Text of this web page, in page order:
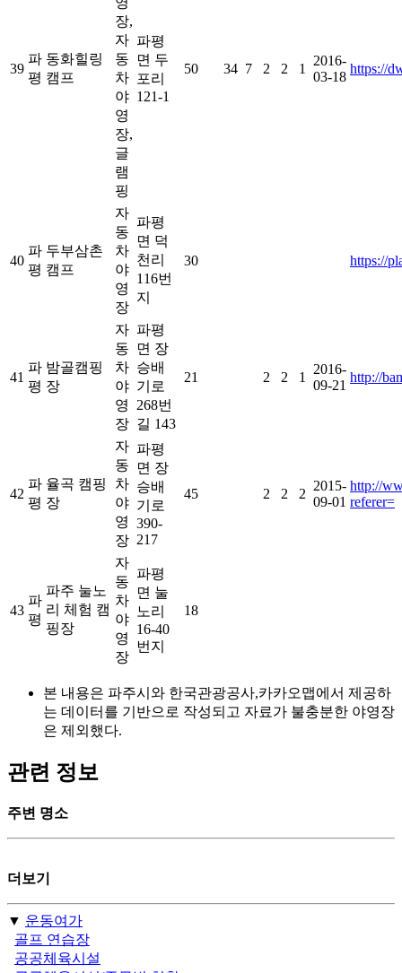
39
파
평
동화힐링
캠프
장,
자
동
차
야
영
장,
글
램
핑
파평
면 두
포리
121-1
50 34 7 2 2 1
2016-
03-18
https://
40
파
평
두부삼촌
캠프
자
동
차
야
영
장
파평
면 덕
천리
116번
지
30 https://
41
파
평
밤골캠핑
장
자
동
차
야
영
장
파평
면 장
승배
기로
268번
길 143
21 2 2 1
2016-
09-21
http://
42
파
평
율곡 캠핑
장
자
동
차
야
영
장
파평
면 장
승배
기로
390-
217
45 2 2 2
2015-
09-01
http://
referer=
43
파
평
파주 눌노
리 체험 캠
핑장
자
동
차
야
영
장
파평
면 눌
노리
16-40
번지
18
본 내용은 파주시와 한국관광공사,카카오맵에서 제공하
는 데이터를 기반으로 작성되고 자료가 불충분한 야영장
은 제외했다.
관련 정보
주변 명소
더보기
▼ 운동여가
골프 연습장
공공체육시설